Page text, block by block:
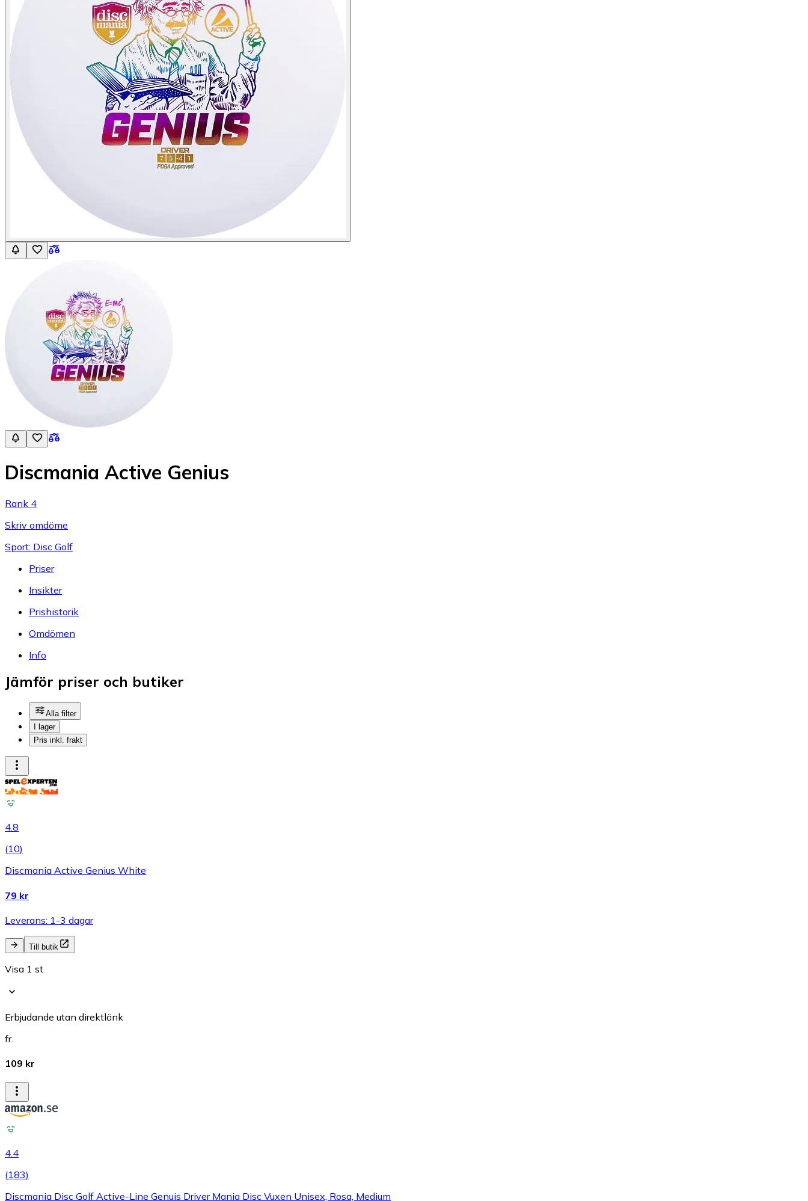
Discmania Active Genius
Rank 4
Skriv omdöme
Sport: Disc Golf
Priser
Insikter
Prishistorik
Omdömen
Info
Jämför priser och butiker
Alla filter
I lager
Pris inkl. frakt
4.8
(10)
Discmania Active Genius White
79 kr
Leverans: 1-3 dagar
Till butik
Visa 1 st
Erbjudande utan direktlänk
fr.
109 kr
4.4
(183)
Discmania Disc Golf Active-Line Genuis Driver Mania Disc Vuxen Unisex, Rosa, Medium